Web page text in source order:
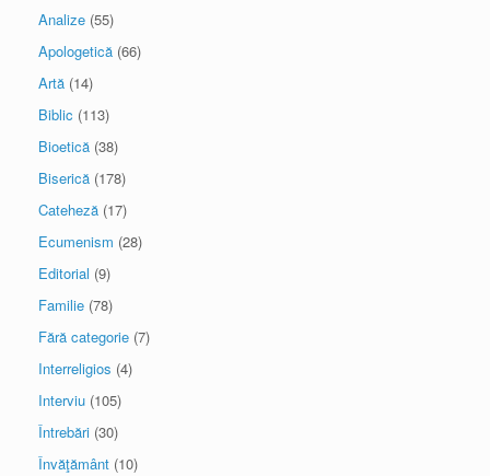
Analize (55)
Apologetică (66)
Artă (14)
Biblic (113)
Bioetică (38)
Biserică (178)
Cateheză (17)
Ecumenism (28)
Editorial (9)
Familie (78)
Fără categorie (7)
Interreligios (4)
Interviu (105)
Întrebări (30)
Învăţământ (10)